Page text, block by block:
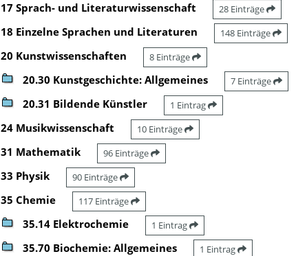
17 Sprach- und Literaturwissenschaft 28 Einträge
18 Einzelne Sprachen und Literaturen 148 Einträge
20 Kunstwissenschaften 8 Einträge
20.30 Kunstgeschichte: Allgemeines 7 Einträge
20.31 Bildende Künstler 1 Eintrag
24 Musikwissenschaft 10 Einträge
31 Mathematik 96 Einträge
33 Physik 90 Einträge
35 Chemie 117 Einträge
35.14 Elektrochemie 1 Eintrag
35.70 Biochemie: Allgemeines 1 Eintrag